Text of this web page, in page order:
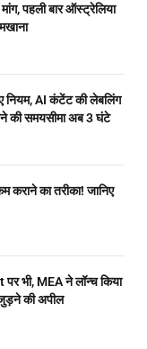
मांग, पहली बार ऑस्ट्रेलिया
नियम, AI कंटेंट की लेबलिंग
की समयसीमा अब 3 घंटे
कराने का तरीका! जानिए
भी, MEA ने लॉन्च किया
की अपील